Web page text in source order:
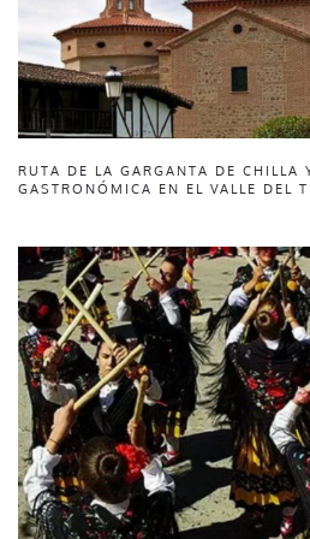
RUTA DE LA GARGANTA DE CHILLA
GASTRONÓMICA EN EL VALLE DEL